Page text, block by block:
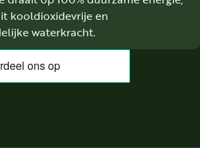
kooldioxidevrije en
waterkracht.